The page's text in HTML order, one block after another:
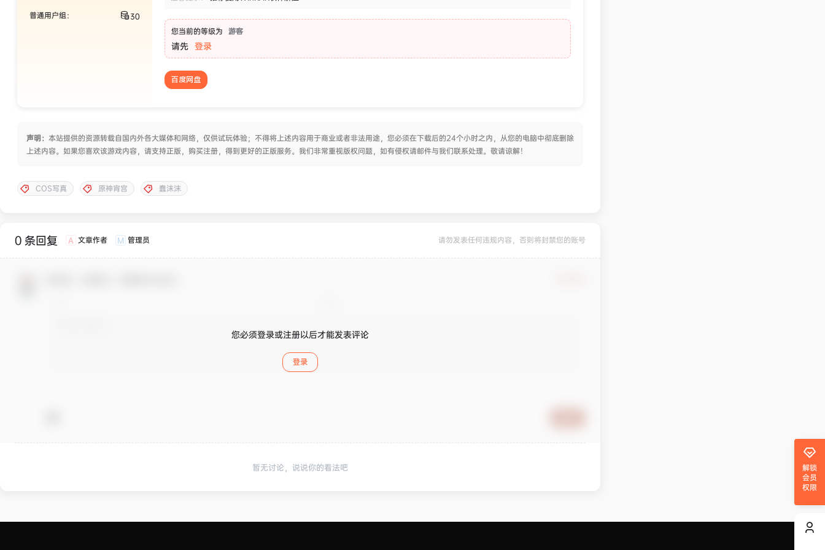
普通用户组： 30
您当前的等级为 游客
请先 登录
百度网盘
声明： 本站提供的资源转载自国内外各大媒体和网络，仅供试玩体验；不得将上述内容用于商业或者非法用途，您必须在下载后的24个小时之内，从您的电脑中彻底删除
上述内容。如果您喜欢该游戏内容，请支持正版，购买注册，得到更好的正版服务。我们非常重视版权问题，如有侵权请邮件与我们联系处理。敬请谅解！
COS写真 原神宵宫 蠢沫沫
0 条回复 A 文章作者 M 管理员 请勿发表任何违规内容，否则将封禁您的账号
您必须登录或注册以后才能发表评论
登录
暂无讨论，说说你的看法吧
解锁
会员
权限